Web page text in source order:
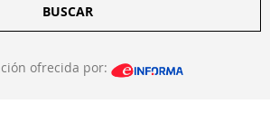
BUSCAR
ofrecida por: